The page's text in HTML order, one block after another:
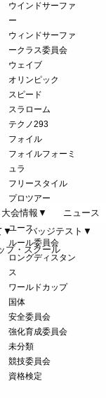
大会情報▼
ニュース
▼
バッジテスト▼
プ・スクール
ウインドサーファ
ー
ウィンドサーファ
ークラス委員会
ウェイブ
オリンピック
スピード
スラローム
テクノ293
フォイル
フォイルフォーミ
ュラ
フリースタイル
プロツアー
みなさま
ユース
ルール委員会
ロングディスタン
ス
ワールドカップ
国体
安全委員会
強化育成委員会
未分類
競技委員会
資格検定